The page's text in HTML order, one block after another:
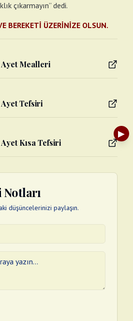
çıkarmayın” dedi.
BEREKETİ ÜZERİNİZE OLSUN.
Ayet Mealleri
Tefsiri
Kısa Tefsiri
düşüncelerinizi paylaşın.
▶